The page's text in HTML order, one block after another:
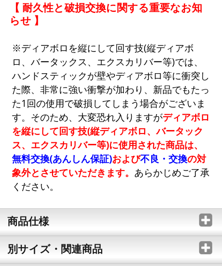
【 耐久性と破損交換に関する重要なお知
らせ 】
※ディアボロを縦にして回す技(縦ディアボ
ロ、バータックス、エクスカリバー等)では、
ハンドスティックが壁やディアボロ等に衝突し
た際、非常に強い衝撃が加わり、新品でもたっ
た1回の使用で破損してしまう場合がございま
す。そのため、大変恐れ入りますがディアボロ
を縦にして回す技(縦ディアボロ、バータック
ス、エクスカリバー等)に使用された商品は、
無料交換(あんしん保証)および不良・交換の対
象外とさせていただきます。 あらかじめご了承
ください。
商品仕様
別サイズ・関連商品